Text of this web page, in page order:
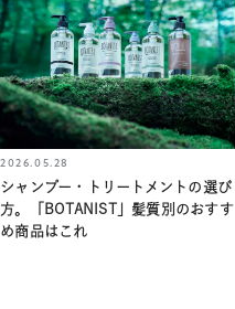
2026.05.28
シャンプー・トリートメントの選び
方。「BOTANIST」髪質別のおすす
め商品はこれ